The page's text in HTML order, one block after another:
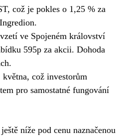
což je pokles o 1,25 % za
ve Spojeném království
595p za akcii. Dohoda
což investorům
pro samostatné fungování
níže pod cenu naznačenou